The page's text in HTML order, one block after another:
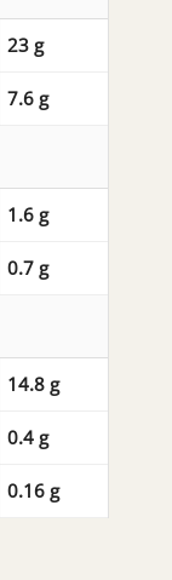
23 g
7.6 g
1.6 g
0.7 g
14.8 g
0.4 g
0.16 g